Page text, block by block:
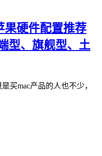
果硬件配置推荐
型、旗舰型、土
买mac产品的人也不少，